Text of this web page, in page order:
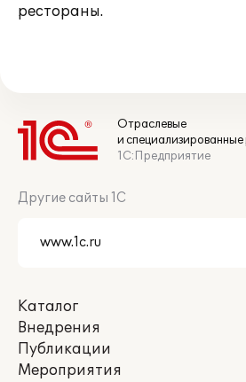
рестораны.
Отраслевые
и
1С:Предприятие
Другие сайты 1С
Каталог
Внедрения
Публикации
Мероприятия